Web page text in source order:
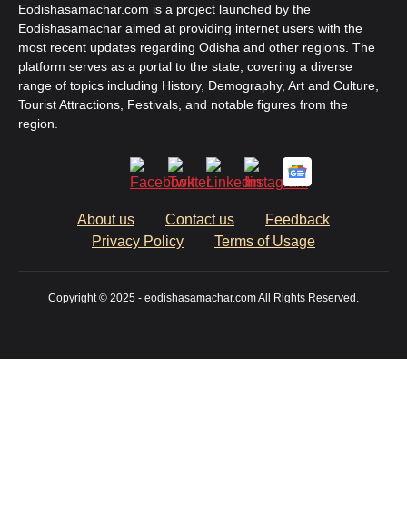
Eodishasamachar.com is a project launched by the
Eodishasamachar aimed at providing internet users with the
most recent updates regarding Odisha and other regions. The
platform serves as a portal to the state, covering a diverse
range of topics including History, Demography, Art and Culture,
Tourist Attractions, Festivals, and notable figures from the
region.
About us Contact us
Feedback
Privacy Policy
Terms of Usage
Copyright © 2025 - eodishasamachar.com All Rights Reserved.